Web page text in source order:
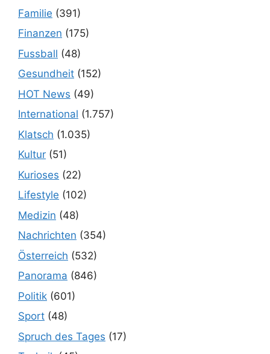
Familie (391)
Finanzen (175)
Fussball (48)
Gesundheit (152)
HOT News (49)
International (1.757)
Klatsch (1.035)
Kultur (51)
Kurioses (22)
Lifestyle (102)
Medizin (48)
Nachrichten (354)
Österreich (532)
Panorama (846)
Politik (601)
Sport (48)
Spruch des Tages (17)